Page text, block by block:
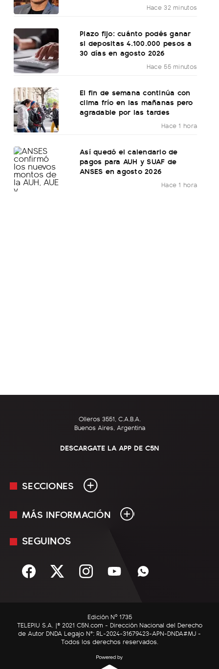
Hace 32 minutos
Plazo fijo: cuánto podés ganar
si depositas 4.100.000 pesos a
30 días en agosto 2026
Hace 55 minutos
El fin de semana continúa con
clima frío en las mañanas pero
agradable por las tardes
Hace 1 hora
Así quedó el calendario de
pagos para AUH y SUAF de
ANSES en agosto 2026
Hace 1 hora
Olleros 3551, C.A.B.A.
Buenos Aires, Argentina
DESCARGATE LA APP DE C5N
SECCIONES
En Vivo
Sociedad
C5N Autos
RatingCero
MÁS INFORMACIÓN
Mediakit
Términos y condiciones
SEGUINOS
Edición Nº 1735
TELEPIU S.A. |© 2021 C5N.com - Dirección Nacional del Derecho
de Autor DNDA Legajo N°: RL-2024-31679423-APN-DNDA#MJ -
Todos los derechos reservados.